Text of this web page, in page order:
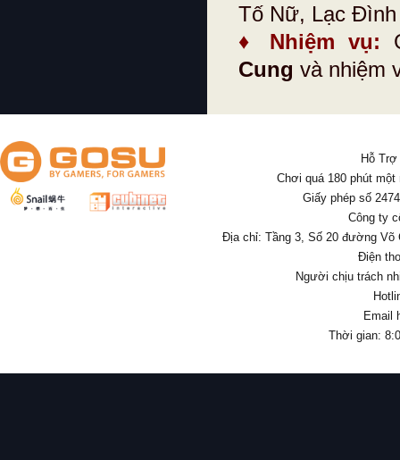
Tố Nữ, Lạc
♦ Nhiệm vụ:
Cung và nhiệm
Hỗ Trợ
Chơi quá 180 phút
Giấy phép số
Công ty
Địa chỉ: Tầng 3, Số 20 đường Võ
Điện
Người chịu trách
Email
Thời gian: